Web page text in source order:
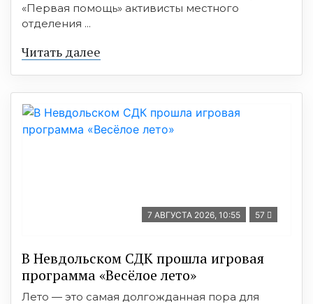
«Первая помощь» активисты местного
отделения ...
Читать далее
7 АВГУСТА 2026, 10:55 57
В Невдольском СДК прошла игровая
программа «Весёлое лето»
Лето — это самая долгожданная пора для